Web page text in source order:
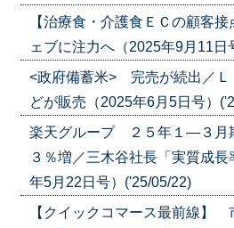
【治療食・介護食ＥＣの顧客
ェブに注力へ（2025年9月11日
<政府備蓄米> 完売が続出／Ｌ
どが販売（2025年6月5日号）
楽天グループ ２５年１―３月
３％増／三木谷社長「実質成
年5月22日号）('25/05/22)
【クイックコマース最前線】